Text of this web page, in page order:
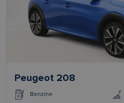
Peugeot 208
Benzine